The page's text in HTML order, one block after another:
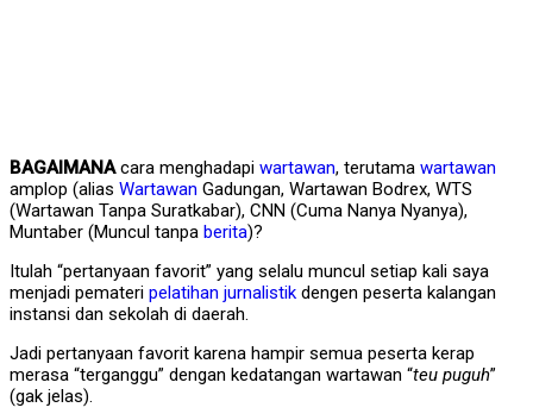
BAGAIMANAcara menghadapi wartawan, terutama wartawan
amplop (alias Wartawan Gadungan, Wartawan Bodrex, WTS
(Wartawan Tanpa Suratkabar), CNN (Cuma Nanya Nyanya),
Muntaber (Muncul tanpa berita)?
Itulah “pertanyaan favorit” yang selalu muncul setiap kali saya
menjadi pemateri pelatihan jurnalistik dengen peserta kalangan
instansi dan sekolah di daerah.
Jadi pertanyaan favorit karena hampir semua peserta kerap
merasa “terganggu” dengan kedatangan wartawan “teu puguh”
(gak jelas).